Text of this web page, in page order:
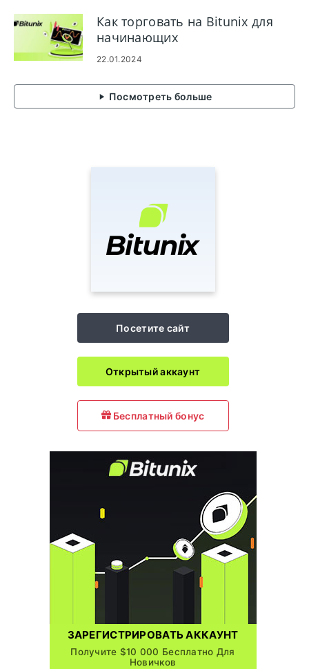
Как торговать на Bitunix для
начинающих
22.01.2024
Посмотреть больше
Посетите сайт
Открытый аккаунт
Бесплатный бонус
ЗАРЕГИСТРИРОВАТЬ АККАУНТ
Получите $10 000 Бесплатно Для
Новичков